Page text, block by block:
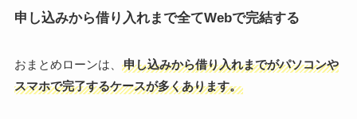
申し込みから借り入れまで全てWebで完結する
おまとめローンは、
申し込みから借り入れまでがパソコンや
スマホで完了するケースが多くあります。